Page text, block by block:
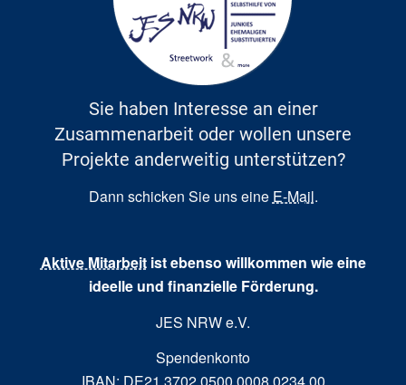
Sie haben Interesse an einer
Zusammenarbeit oder wollen unsere
Projekte anderweitig unterstützen?
Dann schicken Sie uns eine E-Mail.
Aktive Mitarbeitist ebenso willkommen wie eine
ideelle und finanzielle Förderung.
JES NRW e.V.
Spendenkonto